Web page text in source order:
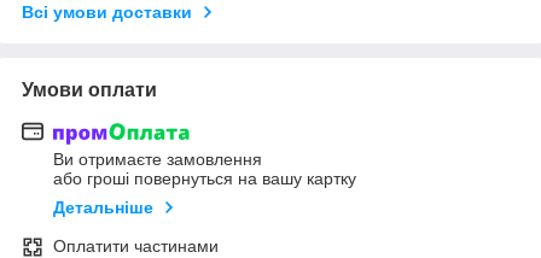
Всі умови доставки
Умови оплати
Ви отримаєте замовлення
або гроші повернуться на вашу картку
Детальніше
Оплатити частинами